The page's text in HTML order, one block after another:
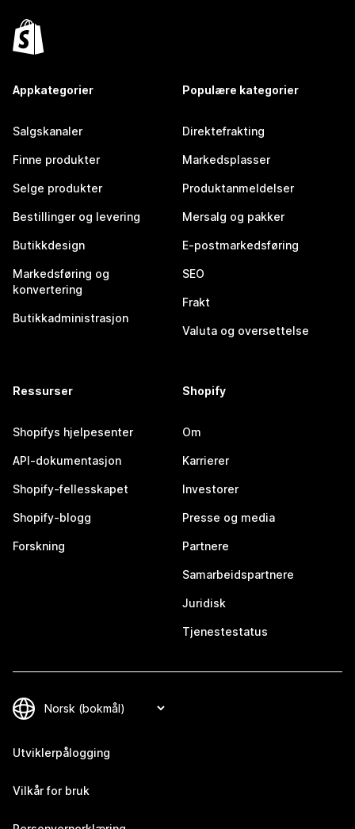
Appkategorier
Salgskanaler
Finne produkter
Selge produkter
Bestillinger og levering
Butikkdesign
Markedsføring og
konvertering
Butikkadministrasjon
Populære kategorier
Direktefrakting
Markedsplasser
Produktanmeldelser
Mersalg og pakker
E-postmarkedsføring
SEO
Frakt
Valuta og oversettelse
Ressurser
Shopifys hjelpesenter
API-dokumentasjon
Shopify-fellesskapet
Shopify-blogg
Forskning
Shopify
Om
Karrierer
Investorer
Presse og media
Partnere
Samarbeidspartnere
Juridisk
Tjenestestatus
Utviklerpålogging
Vilkår for bruk